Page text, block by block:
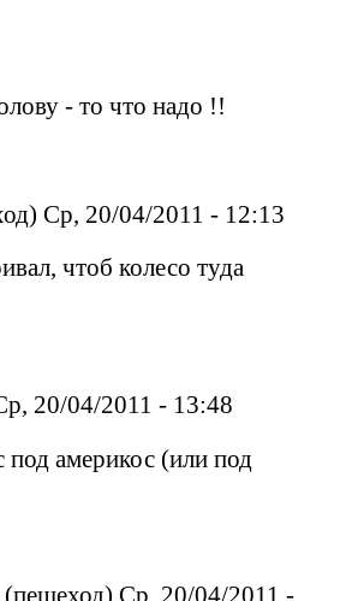
- то что надо !!
Ср, 20/04/2011 - 12:13
чтоб колесо туда
20/04/2011 - 13:48
под америкос (или под
(пешеход) Ср, 20/04/2011 -